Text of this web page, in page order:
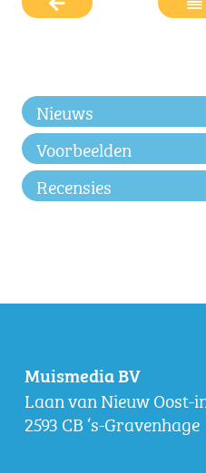
Nieuws
Voorbeelden
Recensies
Muismedia BV
Laan van Nieuw Oost-
2593 CB ‘s-Gravenhage